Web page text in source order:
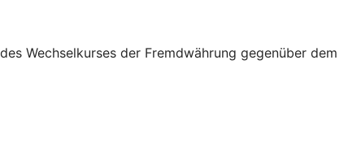
Wechselkurses der Fremdwährung gegenüber dem